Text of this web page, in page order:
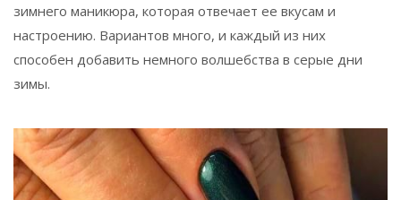
зимнего маникюра, которая отвечает ее вкусам и
настроению. Вариантов много, и каждый из них
способен добавить немного волшебства в серые дни
зимы.